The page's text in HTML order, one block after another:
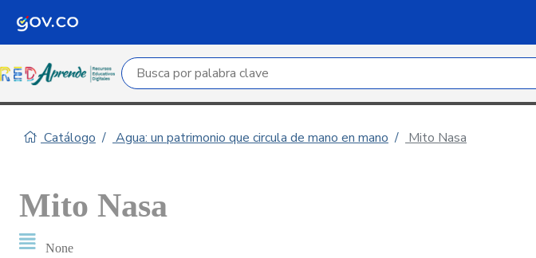
Campo de búsqueda por palabra clave
Catálogo Agua: un patrimonio que circula de mano en mano Mito Nasa
Mito Nasa
None